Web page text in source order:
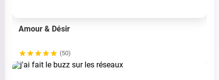
Amour & Désir
(50)